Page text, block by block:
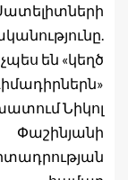
են «կեղծ
Նիկոլ
Փաշինյանի